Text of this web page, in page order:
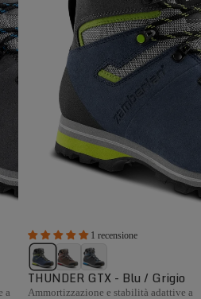
a
1 recensione
THUNDER GTX - Blu / Grigio
Ammortizzazione e stabilità adattive a